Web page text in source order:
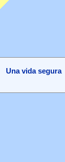
Una vida segura